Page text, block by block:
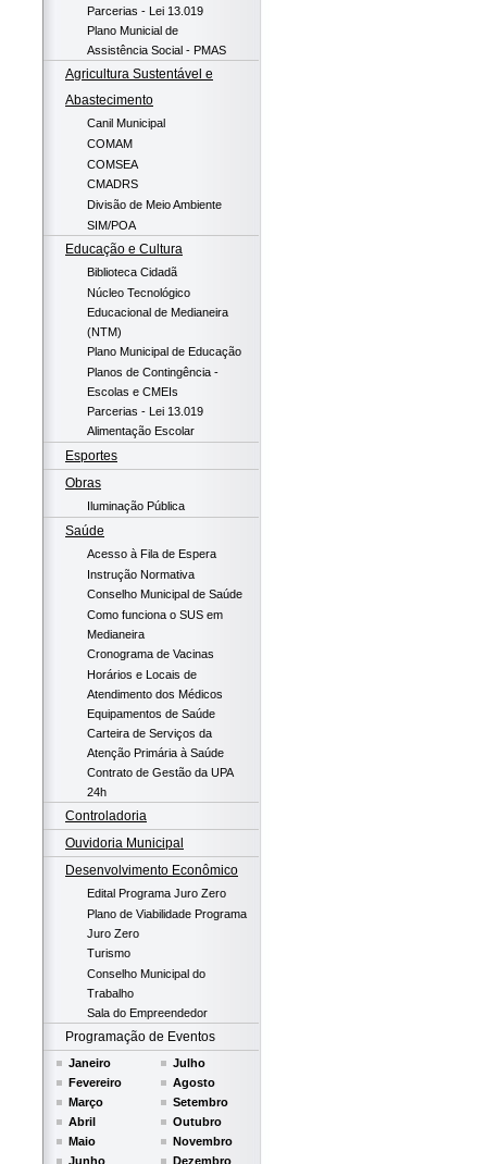
Parcerias - Lei 13.019
Plano Municial de
Assistência Social - PMAS
Agricultura Sustentável e
Abastecimento
Canil Municipal
COMAM
COMSEA
CMADRS
Divisão de Meio Ambiente
SIM/POA
Educação e Cultura
Biblioteca Cidadã
Núcleo Tecnológico
Educacional de Medianeira
(NTM)
Plano Municipal de Educação
Planos de Contingência -
Escolas e CMEIs
Parcerias - Lei 13.019
Alimentação Escolar
Esportes
Obras
Iluminação Pública
Saúde
Acesso à Fila de Espera
Instrução Normativa
Conselho Municipal de Saúde
Como funciona o SUS em
Medianeira
Cronograma de Vacinas
Horários e Locais de
Atendimento dos Médicos
Equipamentos de Saúde
Carteira de Serviços da
Atenção Primária à Saúde
Contrato de Gestão da UPA
24h
Controladoria
Ouvidoria Municipal
Desenvolvimento Econômico
Edital Programa Juro Zero
Plano de Viabilidade Programa
Juro Zero
Turismo
Conselho Municipal do
Trabalho
Sala do Empreendedor
Programação de Eventos
Janeiro
Fevereiro
Março
Abril
Maio
Junho
Julho
Agosto
Setembro
Outubro
Novembro
Dezembro